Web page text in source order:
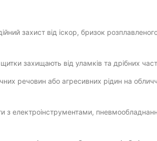
захист від іскор, бризок
захищають від уламків та дрібних
речовин або агресивних рідин на
з електроінструментами,